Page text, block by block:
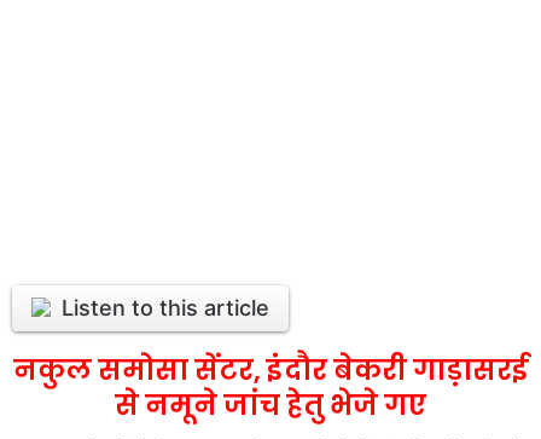
Listen to this article
नकुल समोसा सेंटर, इंदौर बेकरी गाड़ासरई
से नमूने जांच हेतु भेजे गए